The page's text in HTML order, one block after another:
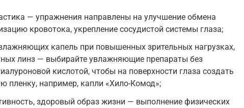
— упражнения направлены на улучшение обмена
кровотока, укрепление сосудистой системы глаза;
капель при повышенных зрительных нагрузках,
линз — выбирайте увлажняющие препараты без
кислотой, чтобы на поверхности глаза создать
пленку, например, капли «Хило-Комод»;
здоровый образ жизни — выполнение физических